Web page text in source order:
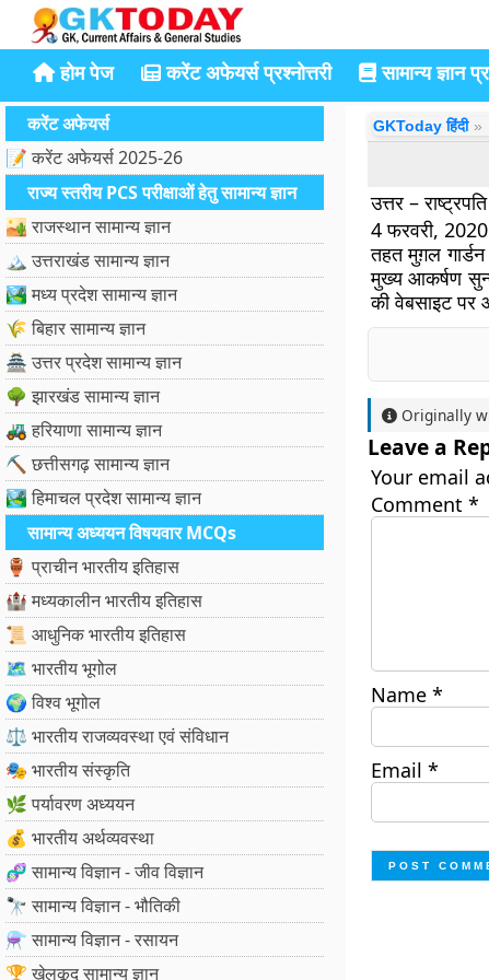
होम पेज करेंट अफेयर्स प्रश्नोत्तरी सामान्य ज्ञान
करेंट अफेयर्स
📝 करेंट अफेयर्स 2025-26
राज्य स्तरीय PCS परीक्षाओं हेतु सामान्य ज्ञान
🏜️ राजस्थान सामान्य ज्ञान
🏔️ उत्तराखंड सामान्य ज्ञान
🏞️ मध्य प्रदेश सामान्य ज्ञान
🌾 बिहार सामान्य ज्ञान
🏯 उत्तर प्रदेश सामान्य ज्ञान
🌳 झारखंड सामान्य ज्ञान
🚜 हरियाणा सामान्य ज्ञान
⛏️ छत्तीसगढ़ सामान्य ज्ञान
🏞️ हिमाचल प्रदेश सामान्य ज्ञान
सामान्य अध्ययन विषयवार MCQs
🏺 प्राचीन भारतीय इतिहास
🏰 मध्यकालीन भारतीय इतिहास
📜 आधुनिक भारतीय इतिहास
🗺️ भारतीय भूगोल
🌍 विश्व भूगोल
⚖️ भारतीय राजव्यवस्था एवं संविधान
🎭 भारतीय संस्कृति
🌿 पर्यावरण अध्ययन
💰 भारतीय अर्थव्यवस्था
🧬 सामान्य विज्ञान - जीव विज्ञान
🔭 सामान्य विज्ञान - भौतिकी
⚗️ सामान्य विज्ञान - रसायन
🏆 खेलकूद सामान्य ज्ञान
GKToday हिंदी
उत्तर –
4 फरवरी, 2020
तहत मुग़ल
मुख्य आकर्षण
की वेबसाइट पर
Originally
Leave a
Your email
Comment *
Name *
Email *